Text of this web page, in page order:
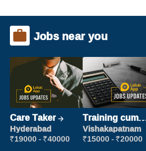
Jobs near you
Care Taker
Hyderabad
₹19000 - ₹40000
Training cum
Placement
Vishakapatnam
₹15000 - ₹20000